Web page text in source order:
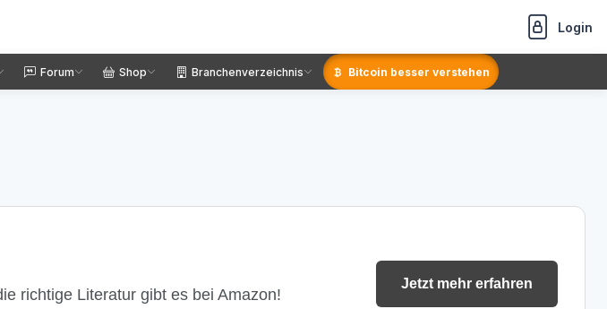
Login
Forum Shop Branchenverzeichnis Bitcoin besser verstehen
richtige Literatur gibt es bei Amazon!
Jetzt mehr erfahren